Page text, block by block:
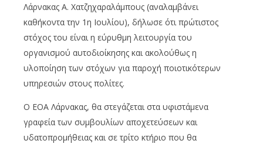
Λάρνακας Α. Χατζηχαραλάμπους (αναλαμβάνει
καθήκοντα την 1η Ιουλίου), δήλωσε ότι πρώτιστος
στόχος του είναι η εύρυθμη λειτουργία του
οργανισμού αυτοδιοίκησης και ακολούθως η
υλοποίηση των στόχων για παροχή ποιοτικότερων
υπηρεσιών στους πολίτες.
Ο ΕΟΑ Λάρνακας, θα στεγάζεται στα υφιστάμενα
γραφεία των συμβουλίων αποχετεύσεων και
υδατοπρομήθειας και σε τρίτο κτήριο που θα